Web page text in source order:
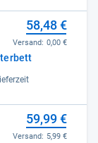
58,48 €
Versand: 0,00 €
59,99 €
Versand: 5,99 €